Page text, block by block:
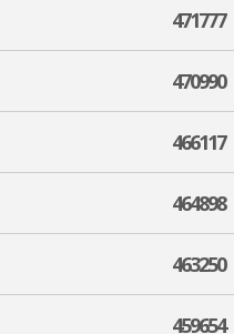
471777
470990
466117
464898
463250
459654